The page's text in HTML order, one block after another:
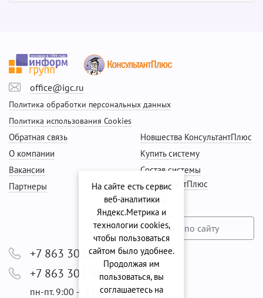
office@igc.ru
Политика обработки персональных данных
Политика использования Cookies
Новшества КонсультантПлюс
Купить систему
Состав системы
КонсультантПлюс
Сервис
Обратная связь
О компании
Вакансии
Партнеры
+7 863 303-29-99
+7 863 303-38-00
пн-пт. 9:00 — 18:00
На сайте есть сервис
веб-аналитики
Яндекс.Метрика и
технологии cookies,
чтобы пользоваться
сайтом было удобнее.
Продолжая им
пользоваться, вы
соглашаетесь на